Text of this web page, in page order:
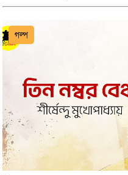
গল্প